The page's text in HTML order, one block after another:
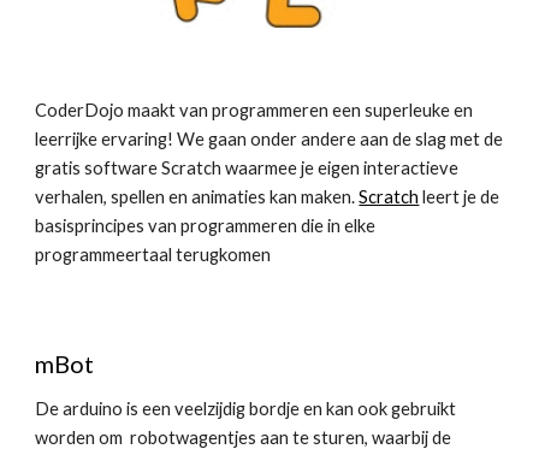
CoderDojo maakt van programmeren een superleuke en
leerrijke ervaring! We gaan onder andere aan de slag met de
gratis software Scratch waarmee je eigen interactieve
verhalen, spellen en animaties kan maken.Scratch leert je de
basisprincipes van programmeren die in elke
programmeertaal terugkomen
mBot
De arduino is een veelzijdig bordje en kan ook gebruikt
worden om robotwagentjes aan te sturen, waarbij de